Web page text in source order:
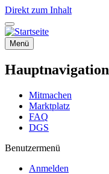
Direkt zum Inhalt
Menü
Hauptnavigation
Mitmachen
Marktplatz
FAQ
DGS
Benutzermenü
Anmelden